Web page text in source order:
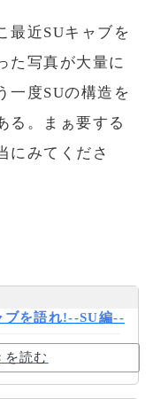
最近SUキャブを
た写真が大量に
一度SUの構造を
る。まぁ要する
にみてくださ
ブを語れ!--SU編--
を読む